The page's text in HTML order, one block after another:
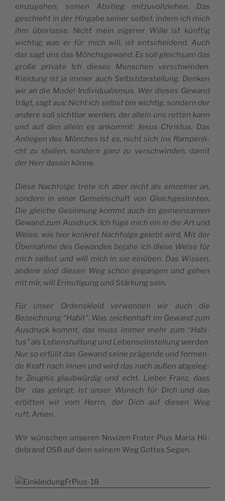
ein­zu­ge­hen, sei­nen Abstieg mitzu­voll­zie­hen. Das
geschie­ht in der Hin­ga­be sei­ner selb­st, indem ich mich
ihm über­las­se. Nicht mein eige­ner Wil­le ist künf­tig
wich­tig; was er für mich will, ist entschei­dend. Auch
das sagt uns das Mön­ch­sgewand. Es soll glei­ch­sam das
große pri­va­te Ich die­ses Men­schen ver­sch­win­den.
Klei­dung ist ja immer auch Selbst­dar­stel­lung. Den­ken
wir an die Mode! Indi­vi­dua­li­smus. Wer die­ses Gewand
trägt, sagt aus: Nicht ich selb­st bin wich­tig, son­dern der
ande­re soll sicht­bar wer­den, der allein uns ret­ten kann
und auf den allein es ankommt: Jesus Chri­stus. Das
Anlie­gen des Mön­ches ist es, nicht sich ins Ram­pen­li­
cht zu stel­len, son­dern ganz zu ver­sch­win­den, damit
der Herr dasein könne.
Die­se Nach­fol­ge tre­te ich aber nicht als ein­zel­ner an,
son­dern in einer Gemein­schaft von Glei­ch­ge­sinn­ten.
Die glei­che Gesin­nung kommt auch im gemein­sa­men
Gewand zum Ausdruck. Ich füge mich ein in die Art und
Wei­se, wie hier kon­kret Nach­fol­ge gelebt wird. Mit der
Über­nah­me des Gewan­des beja­he ich die­se Wei­se für
mich selb­st und will mich in sie einü­ben. Das Wis­sen,
ande­re sind die­sen Weg schon gegan­gen und gehen
mit mir, will Ermu­ti­gung und Stär­kung sein.
Für unser Orden­skleid ver­wen­den wir auch die
Bezeich­nung “Habit”. Was zei­che­n­haft im Gewand zum
Ausdruck kommt, das muss immer mehr zum “Habi­
tus” als Leben­shal­tung und Leben­sein­stel­lung wer­den.
Nur so erfüllt das Gewand sei­ne prä­gen­de und for­men­
de Kraft nach innen und wird das nach außen abge­leg­
te Zeu­gnis glau­b­wür­dig und echt. Lie­ber Franz, dass
Dir das gelingt, ist unser Wun­sch für Dich und das
erbit­ten wir vom Herrn, der Dich auf die­sen Weg
ruft. Amen.
Wir wün­schen unse­ren Novi­zen Fra­ter Pius Maria Hil­
de­brand OSB auf dem sei­nem Weg Got­tes Segen.